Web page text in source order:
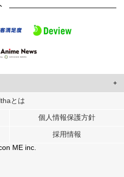
ユーザーに合わせたコンテンツや広告の
パートナーに提供しています。
が各パートナーに提供した他の情報や、
使用したときに収集した他の情報を組み
とは
個人情報保護方針
採用情報
ME inc.